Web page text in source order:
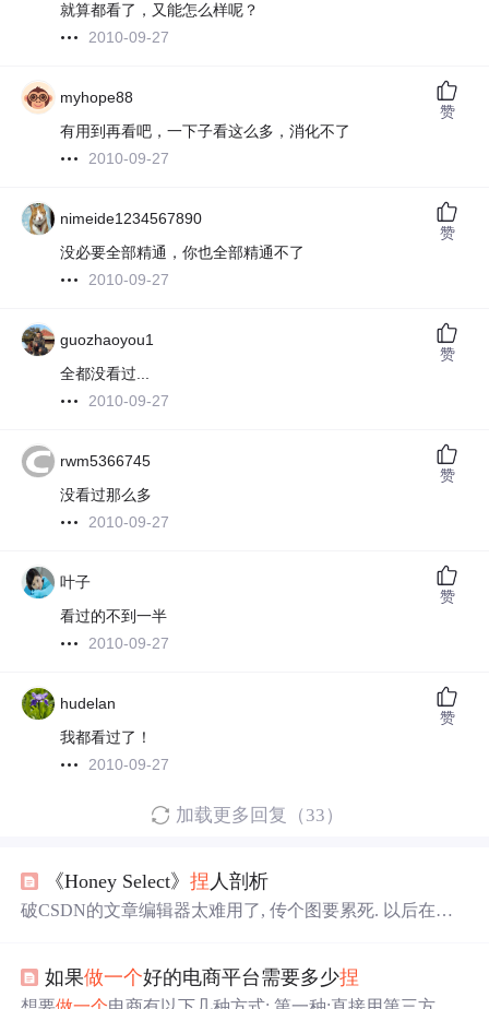
就算都看了，又能怎么样呢？
2010-09-27
myhope88
有用到再看吧，一下子看这么多，消化不了
2010-09-27
赞
nimeide1234567890
没必要全部精通，你也全部精通不了
2010-09-27
赞
guozhaoyou1
全都没看过...
2010-09-27
赞
rwm5366745
没看过那么多
2010-09-27
赞
叶子
看过的不到一半
2010-09-27
赞
hudelan
我都看过了！
2010-09-27
赞
加载更多回复（33）
《Honey Select》捏 人剖析
破CSDN的文章编辑器太难用了, 传个图要累死. 以后在知
《天涯明月刀》分享过. 前段时间关注了个VR资源分享的
公众号, 经常推送HS的捏 人作品, 所以才引发了我的好奇心,
如果做一个好的电商平台需要多少捏